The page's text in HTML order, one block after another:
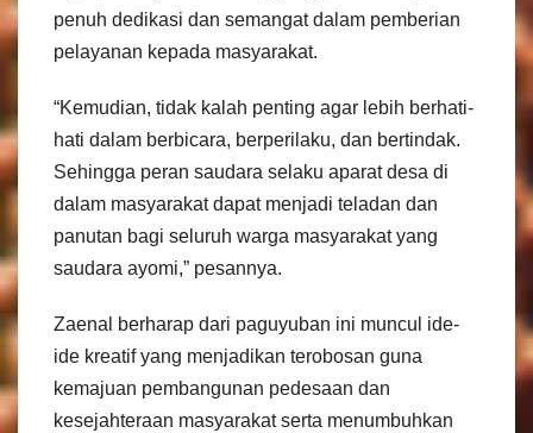
penuh dedikasi dan semangat dalam pemberian
pelayanan kepada masyarakat.
“Kemudian, tidak kalah penting agar lebih berhati-
hati dalam berbicara, berperilaku, dan bertindak.
Sehingga peran saudara selaku aparat desa di
dalam masyarakat dapat menjadi teladan dan
panutan bagi seluruh warga masyarakat yang
saudara ayomi,” pesannya.
Zaenal berharap dari paguyuban ini muncul ide-
ide kreatif yang menjadikan terobosan guna
kemajuan pembangunan pedesaan dan
kesejahteraan masyarakat serta menumbuhkan